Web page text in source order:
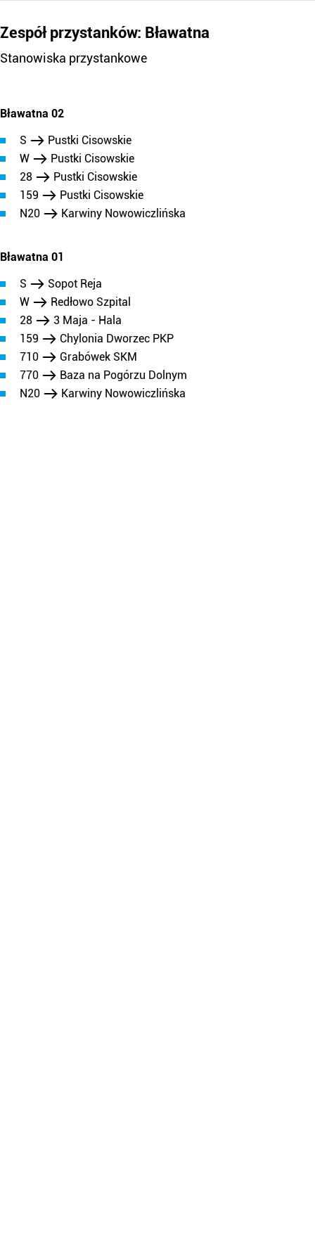
Zespół przystanków: Bławatna
Stanowiska przystankowe
Bławatna 02
S
Pustki Cisowskie
W
Pustki Cisowskie
28
Pustki Cisowskie
159
Pustki Cisowskie
N20
Karwiny Nowowiczlińska
Bławatna 01
S
Sopot Reja
W
Redłowo Szpital
28
3 Maja - Hala
159
Chylonia Dworzec PKP
710
Grabówek SKM
770
Baza na Pogórzu Dolnym
N20
Karwiny Nowowiczlińska